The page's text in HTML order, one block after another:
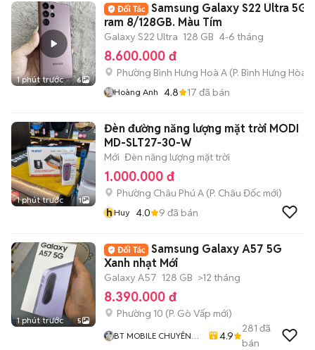
1 phút trước 6
Samsung Galaxy S22 Ultra 5G
ram 8/128GB. Màu Tím
Galaxy S22 Ultra 128 GB 4-6 tháng
8.600.000 đ
Phường Bình Hưng Hoà A (P. Bình Hưng Hòa
Hoàng Anh 4.8 17 đã bán
1 phút trước 1
Đèn đường năng lượng mặt trời MODI
MD-SLT27-30-W
Mới Đèn năng lượng mặt trời
1.000.000 đ
Phường Châu Phú A (P. Châu Đốc mới)
hHuy 4.0 9 đã bán
1 phút trước 5
Samsung Galaxy A57 5G
Xanh nhạt Mới
Galaxy A57 128 GB >12 tháng
8.390.000 đ
Phường 10 (P. Gò Vấp mới)
BT MOBILE CHUYÊN
4.9
281 đã
bán